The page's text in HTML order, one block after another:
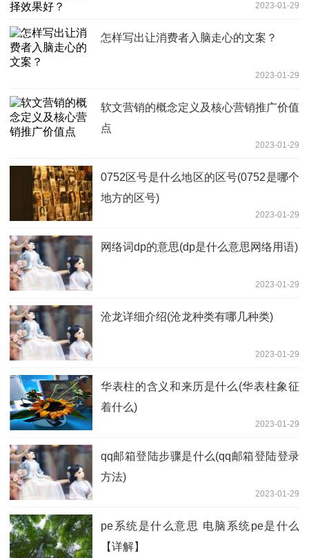
2023-01-29
怎样写出让消费者入脑走心的文案？
2023-01-29
软文营销的概念定义及核心营销推广价值
点
2023-01-29
0752区号是什么地区的区号(0752是哪个
地方的区号)
2023-01-29
网络词dp的意思(dp是什么意思网络用语)
2023-01-29
沧龙详细介绍(沧龙种类有哪几种类)
2023-01-29
华表柱的含义和来历是什么(华表柱象征
着什么)
2023-01-29
qq邮箱登陆步骤是什么(qq邮箱登陆登录
方法)
2023-01-29
pe系统是什么意思 电脑系统pe是什么
【详解】